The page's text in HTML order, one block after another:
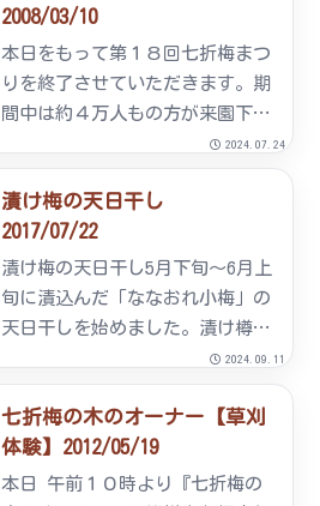
ろんのことハーブや、すももなど
の産地としても全国的に有名な
町...
2008/03/10
本日をもって第１８回七折梅まつ
りを終了させていただきます。期
間中は約４万人もの方が来園下さ
いました。医療大学の生徒さんの
お手伝いや地元の小学生や和太鼓
など多くの方がイベントを盛り上
げて下さいました。ありがとうご
ざいました。
2024.07.24
漬け梅の天日干し
2017/07/22
漬け梅の天日干し5月下旬～6月上
旬に漬込んだ「ななおれ小梅」の
天日干しを始めました。漬け樽か
ら取出した漬梅を天日干し容器に
陽が均等にあたるように並べま
す。専用ビニールハウスに移動し
3日間天日干しします。
2024.09.11
七折梅の木のオーナー【草刈
体験】2012/05/19
本日 午前１０時より『七折梅の